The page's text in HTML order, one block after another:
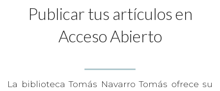
Publicar tus artículos en
Acceso Abierto
La biblioteca Tomás Navarro Tomás ofrece su